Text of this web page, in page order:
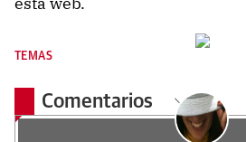
TEMAS
Comentarios